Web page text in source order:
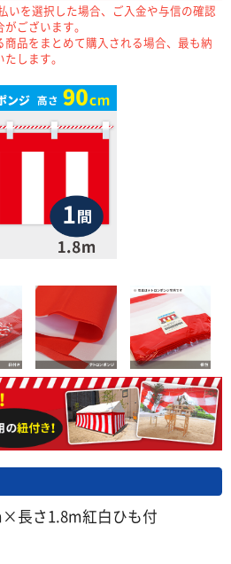
いを選択した場合、ご入金や与信の確認
ございます。
品をまとめて購入される場合、最も納
します。
長さ1.8m紅白ひも付